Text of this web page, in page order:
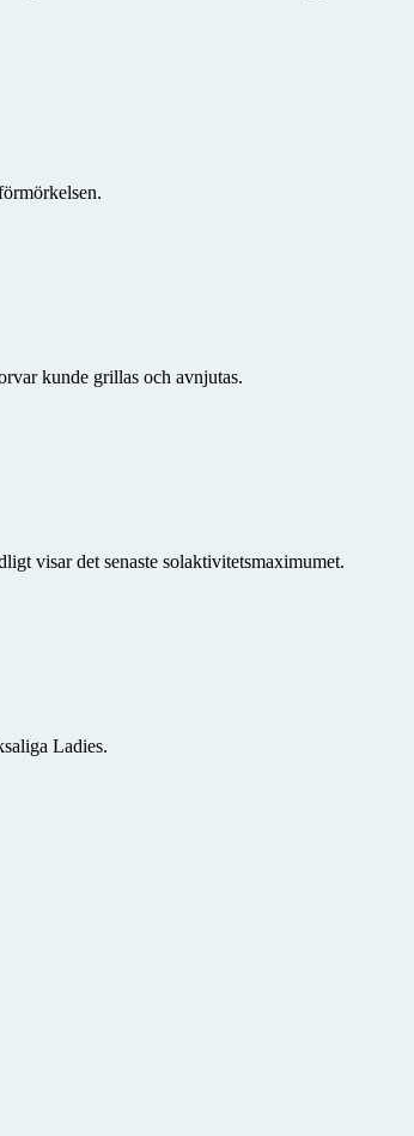
kunde grillas och avnjutas.
visar det senaste solaktivitetsmaximumet.
Ladies.